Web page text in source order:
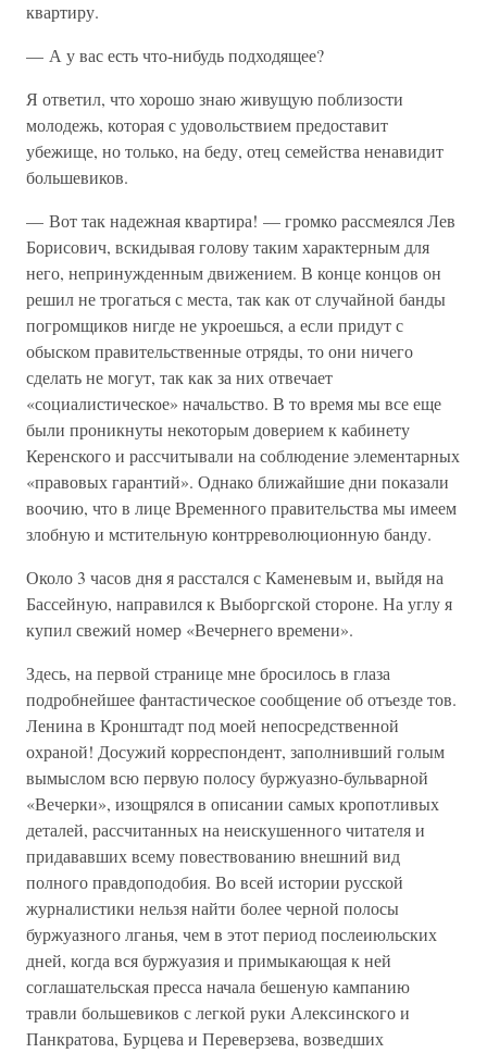
квартиру.
— А у вас есть что-нибудь подходящее?
Я ответил, что хорошо знаю живущую поблизости
молодежь, которая с удовольствием предоставит
убежище, но только, на беду, отец семейства ненавидит
большевиков.
— Вот так надежная квартира! — громко рассмеялся Лев
Борисович, вскидывая голову таким характерным для
него, непринужденным движением. В конце концов он
решил не трогаться с места, так как от случайной банды
погромщиков нигде не укроешься, а если придут с
обыском правительственные отряды, то они ничего
сделать не могут, так как за них отвечает
«социалистическое» начальство. В то время мы все еще
были проникнуты некоторым доверием к кабинету
Керенского и рассчитывали на соблюдение элементарных
«правовых гарантий». Однако ближайшие дни показали
воочию, что в лице Временного правительства мы имеем
злобную и мстительную контрреволюционную банду.
Около 3 часов дня я расстался с Каменевым и, выйдя на
Бассейную, направился к Выборгской стороне. На углу я
купил свежий номер «Вечернего времени».
Здесь, на первой странице мне бросилось в глаза
подробнейшее фантастическое сообщение об отъезде тов.
Ленина в Кронштадт под моей непосредственной
охраной! Досужий корреспондент, заполнивший голым
вымыслом всю первую полосу буржуазно-бульварной
«Вечерки», изощрялся в описании самых кропотливых
деталей, рассчитанных на неискушенного читателя и
придававших всему повествованию внешний вид
полного правдоподобия. Во всей истории русской
журналистики нельзя найти более черной полосы
буржуазного лганья, чем в этот период послеиюльских
дней, когда вся буржуазия и примыкающая к ней
соглашательская пресса начала бешеную кампанию
травли большевиков с легкой руки Алексинского и
Панкратова, Бурцева и Переверзева, возведших